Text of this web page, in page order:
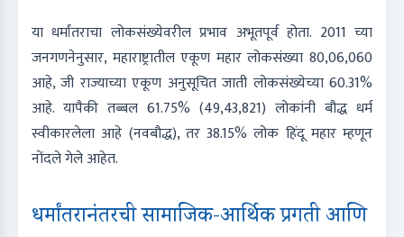
या धर्मांतराचा लोकसंख्येवरील प्रभाव अभूतपूर्व होता. 2011 च्या
जनगणनेनुसार, महाराष्ट्रातील एकूण महार लोकसंख्या 80,06,060
आहे, जी राज्याच्या एकूण अनुसूचित जाती लोकसंख्येच्या 60.31%
आहे. यापैकी तब्बल 61.75% (49,43,821) लोकांनी बौद्ध धर्म
स्वीकारलेला आहे (नवबौद्ध), तर 38.15% लोक हिंदू महार म्हणून
नोंदले गेले आहेत.
धर्मांतरानंतरची सामाजिक-आर्थिक प्रगती आणि